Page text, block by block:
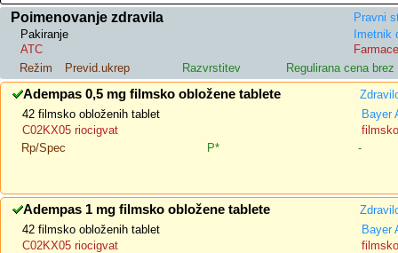
Poimenovanje zdravila
Pravni
Pakiranje
Imetnik
ATC
Režim
Previd.ukrep Razvrstitev Regulirana cena brez
Adempas 0,5 mg filmsko obložene tablete
42 filmsko obloženih tablet
Bayer
C02KX05 riocigvat
Rp/Spec
P* -
Adempas 1 mg filmsko obložene tablete
42 filmsko obloženih tablet
Bayer
C02KX05 riocigvat